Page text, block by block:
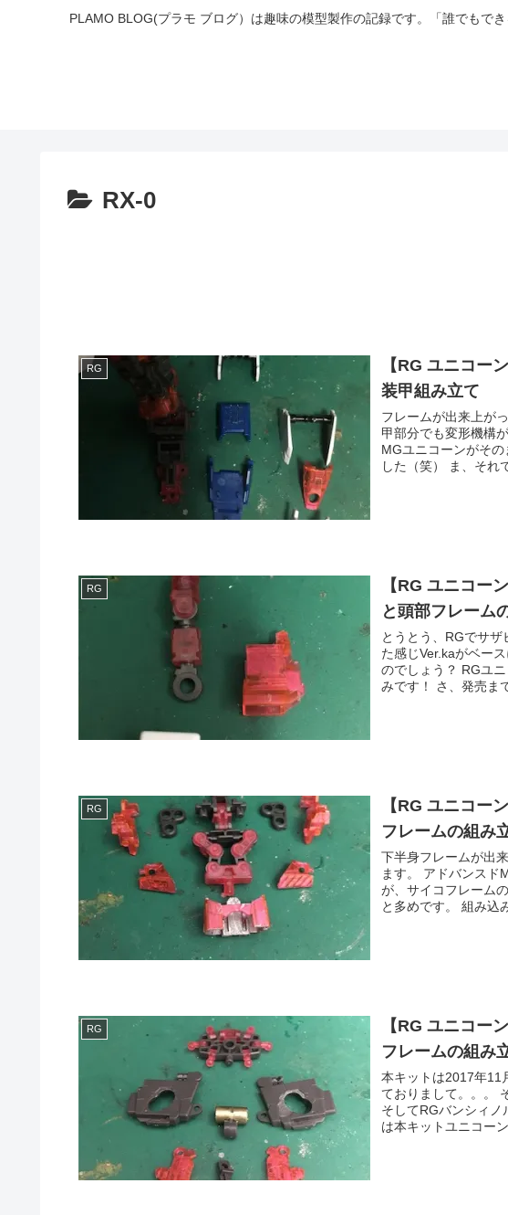
PLAMO BLOG(プラモ ブログ）は趣味の模型製作の記録です。「誰でもで
RX-0
RG
【RG ユニコー
装甲組み立て
フレームが出来上が
甲部分でも変形機構
MGユニコーンがそ
した（笑） ま、それ
RG
【RG ユニコー
と頭部フレーム
とうとう、RGでサ
た感じVer.kaがベー
のでしょう？ RGユ
みです！ さ、発売ま
RG
【RG ユニコー
フレームの組み
下半身フレームが出
ます。 アドバンスド
が、サイコフレーム
と多めです。 組み込
RG
【RG ユニコー
フレームの組み
本キットは2017年11
ておりまして。。。
そしてRGバンシィ
は本キットユニコー